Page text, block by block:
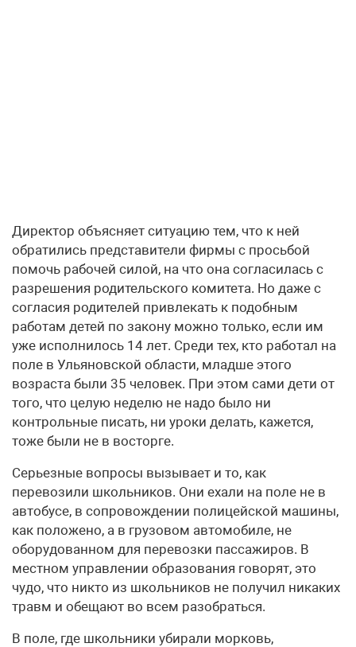
Директор объясняет ситуацию тем, что к ней
обратились представители фирмы с просьбой
помочь рабочей силой, на что она согласилась с
разрешения родительского комитета. Но даже с
согласия родителей привлекать к подобным
работам детей по закону можно только, если им
уже исполнилось 14 лет. Среди тех, кто работал на
поле в Ульяновской области, младше этого
возраста были 35 человек. При этом сами дети от
того, что целую неделю не надо было ни
контрольные писать, ни уроки делать, кажется,
тоже были не в восторге.
Серьезные вопросы вызывает и то, как
перевозили школьников. Они ехали на поле не в
автобусе, в сопровождении полицейской машины,
как положено, а в грузовом автомобиле, не
оборудованном для перевозки пассажиров. В
местном управлении образования говорят, это
чудо, что никто из школьников не получил никаких
травм и обещают во всем разобраться.
В поле, где школьники убирали морковь,